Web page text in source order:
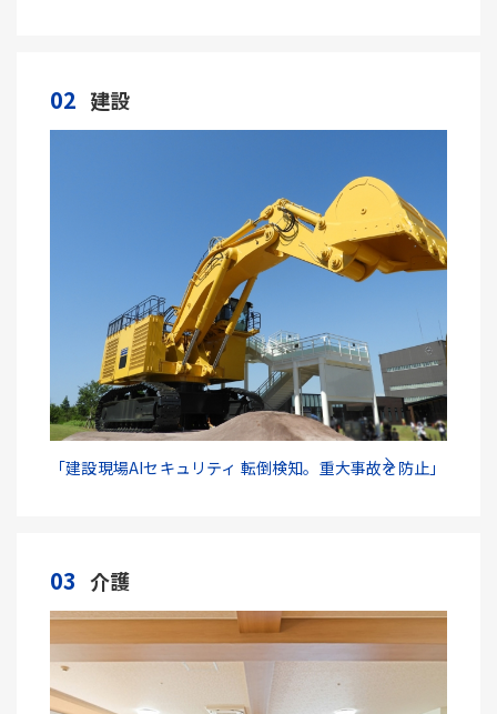
02 建設
「建設現場AIセキュリティ 転倒検知。重大事故を防止」
03 介護